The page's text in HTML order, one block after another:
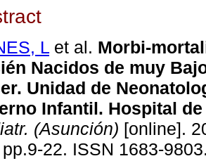
L et al. Morbi-
Nacidos de muy
Unidad de
Infantil. Hospital
(Asunción) [online].
22. ISSN 1683-